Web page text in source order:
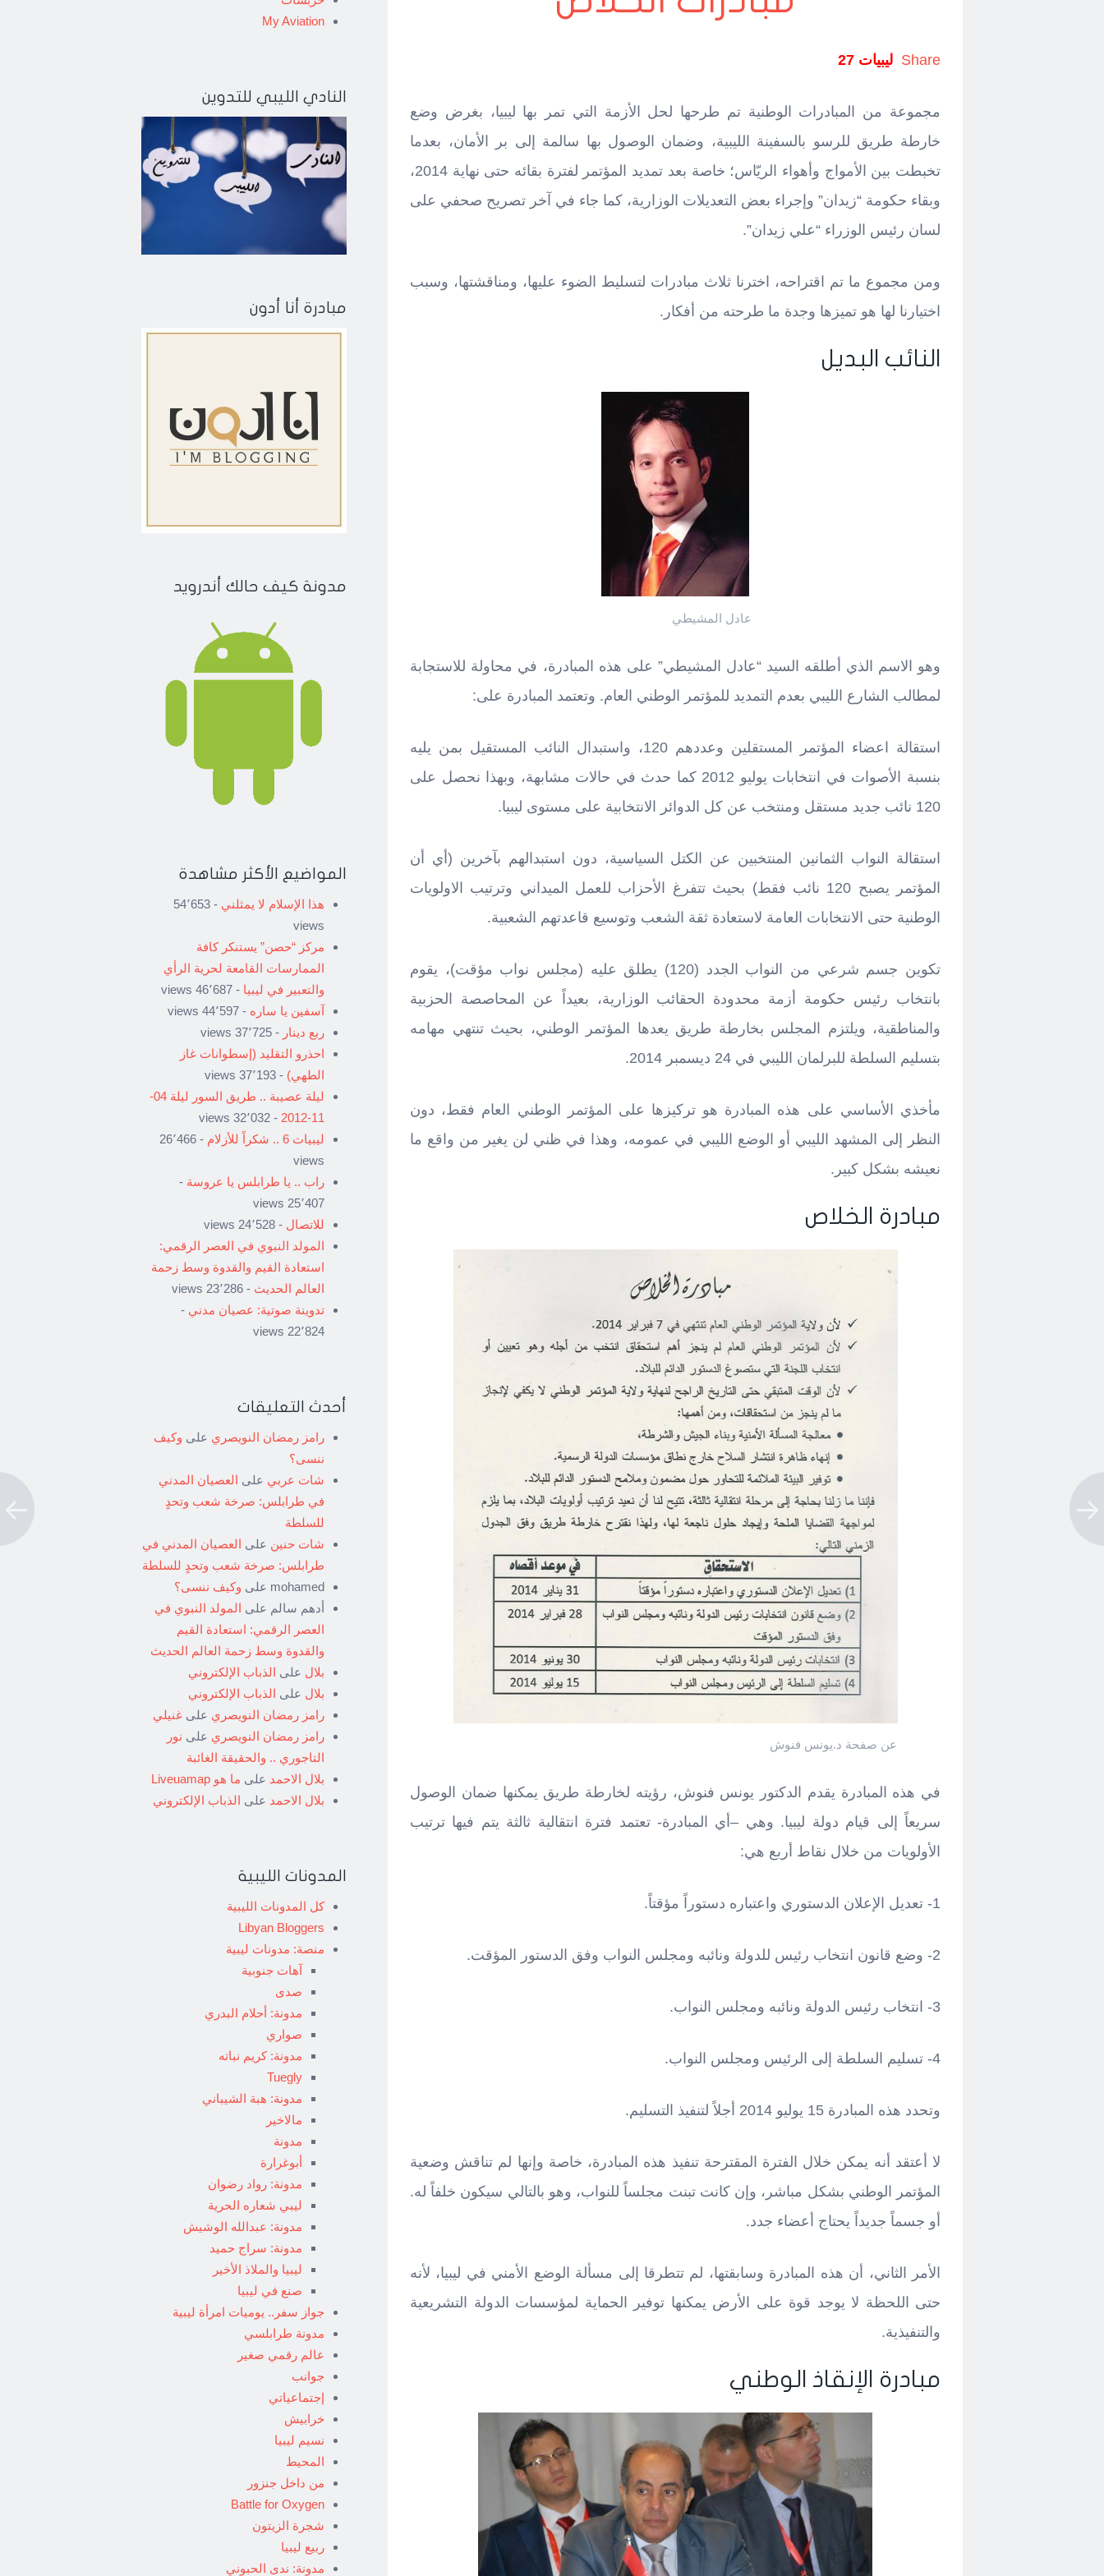
Share ليبيات 27
مجموعة من المبادرات الوطنية تم طرحها لحل الأزمة التي تمر بها ليبيا، بغرض وضع
خارطة طريق للرسو بالسفينة الليبية، وضمان الوصول بها سالمة إلى بر الأمان، بعدما
تخبطت بين الأمواج وأهواء الريّاس؛ خاصة بعد تمديد المؤتمر لفترة بقائه حتى نهاية 2014،
وبقاء حكومة “زيدان” وإجراء بعض التعديلات الوزارية، كما جاء في آخر تصريح صحفي على
لسان رئيس الوزراء “علي زيدان”.
ومن مجموع ما تم اقتراحه، اخترنا ثلاث مبادرات لتسليط الضوء عليها، ومناقشتها، وسبب
اختيارنا لها هو تميزها وجدة ما طرحته من أفكار.
النائب البديل
عادل المشيطي
وهو الاسم الذي أطلقه السيد “عادل المشيطي” على هذه المبادرة، في محاولة للاستجابة
لمطالب الشارع الليبي بعدم التمديد للمؤتمر الوطني العام. وتعتمد المبادرة على:
استقالة اعضاء المؤتمر المستقلين وعددهم 120، واستبدال النائب المستقيل بمن يليه
بنسبة الأصوات في انتخابات يوليو 2012 كما حدث في حالات مشابهة، وبهذا نحصل على
120 نائب جديد مستقل ومنتخب عن كل الدوائر الانتخابية على مستوى ليبيا.
استقالة النواب الثمانين المنتخبين عن الكتل السياسية، دون استبدالهم بآخرين (أي أن
المؤتمر يصبح 120 نائب فقط) بحيث تتفرغ الأحزاب للعمل الميداني وترتيب الاولويات
الوطنية حتى الانتخابات العامة لاستعادة ثقة الشعب وتوسيع قاعدتهم الشعبية.
تكوين جسم شرعي من النواب الجدد (120) يطلق عليه (مجلس نواب مؤقت)، يقوم
بانتخاب رئيس حكومة أزمة محدودة الحقائب الوزارية، بعيداً عن المحاصصة الحزبية
والمناطقية، ويلتزم المجلس بخارطة طريق يعدها المؤتمر الوطني، بحيث تنتهي مهامه
بتسليم السلطة للبرلمان الليبي في 24 ديسمبر 2014.
مأخذي الأساسي على هذه المبادرة هو تركيزها على المؤتمر الوطني العام فقط، دون
النظر إلى المشهد الليبي أو الوضع الليبي في عمومه، وهذا في ظني لن يغير من واقع ما
نعيشه بشكل كبير.
مبادرة الخلاص
عن صفحة د.يونس فنوش
في هذه المبادرة يقدم الدكتور يونس فنوش، رؤيته لخارطة طريق يمكنها ضمان الوصول
سريعاً إلى قيام دولة ليبيا. وهي –أي المبادرة- تعتمد فترة انتقالية ثالثة يتم فيها ترتيب
الأولويات من خلال نقاط أربع هي:
1- تعديل الإعلان الدستوري واعتباره دستوراً مؤقتاً.
2- وضع قانون انتخاب رئيس للدولة ونائبه ومجلس النواب وفق الدستور المؤقت.
3- انتخاب رئيس الدولة ونائبه ومجلس النواب.
4- تسليم السلطة إلى الرئيس ومجلس النواب.
وتحدد هذه المبادرة 15 يوليو 2014 أجلاً لتنفيذ التسليم.
لا أعتقد أنه يمكن خلال الفترة المقترحة تنفيذ هذه المبادرة، خاصة وإنها لم تناقش وضعية
المؤتمر الوطني بشكل مباشر، وإن كانت تبنت مجلساً للنواب، وهو بالتالي سيكون خلفاً له.
أو جسماً جديداً يحتاج أعضاء جدد.
الأمر الثاني، أن هذه المبادرة وسابقتها، لم تتطرقا إلى مسألة الوضع الأمني في ليبيا، لأنه
حتى اللحظة لا يوجد قوة على الأرض يمكنها توفير الحماية لمؤسسات الدولة التشريعية
والتنفيذية.
مبادرة الإنقاذ الوطني
My Aviation
النادي الليبي للتدوين
مبادرة أنا أدون
مدونة كيف حالك أندرويد
المواضيع الأكثر مشاهدة
هذا الإسلام لا يمثلني
- 54٬653
views
مركز “حصن” يستنكر كافة
الممارسات القامعة لحرية الرأي
والتعبير في ليبيا - 46٬687 views
آسفين يا ساره - 44٬597 views
ربع دينار - 37٬725 views
احذرو التقليد (إسطوانات غاز
الطهي) - 37٬193 views
ليلة عصيبة .. طريق السور ليلة 04-
11-2012
- 32٬032 views
ليبيات 6 .. شكراً للأزلام
- 26٬466
views
راب .. يا طرابلس يا عروسة -
25٬407 views
للاتصال - 24٬528 views
المولد النبوي في العصر الرقمي:
استعادة القيم والقدوة وسط زحمة
العالم الحديث - 23٬286 views
تدوينة صوتية: عصيان مدني -
22٬824 views
أحدث التعليقات
رامز رمضان النويصري على وكيف
ننسى؟
شات عربي على العصيان المدني
في طرابلس: صرخة شعب وتحدٍ
للسلطة
شات حنين على العصيان المدني في
طرابلس: صرخة شعب وتحدٍ للسلطة
mohamed على وكيف ننسى؟
أدهم سالم على المولد النبوي في
العصر الرقمي: استعادة القيم
والقدوة وسط زحمة العالم الحديث
بلال على الذباب الإلكتروني
بلال على الذباب الإلكتروني
رامز رمضان النويصري على غنيلي
رامز رمضان النويصري على نور
التاجوري .. والحقيقة الغائبة
بلال الاحمد على ما هو Liveuamap
بلال الاحمد على الذباب الإلكتروني
المدونات الليبية
كل المدونات الليبية
Libyan Bloggers
منصة: مدونات ليبية
آهات جنوبية
صدى
مدونة: أحلام البدري
صواري
مدونة: كريم نباته
Tuegly
مدونة: هبة الشيباني
مالاخير
مدونة
أبوغرارة
مدونة: رواد رضوان
ليبي شعاره الحرية
مدونة: عبدالله الوشيش
مدونة: سراج حميد
ليبيا والملاذ الأخير
صنع في ليبيا
جواز سفر.. يوميات امرأة ليبية
مدونة طرابلسي
عالم رقمي صغير
جوانب
إجتماعياتي
خرابيش
نسيم ليبيا
المحيط
من داخل جنزور
Battle for Oxygen
شجرة الزيتون
ربيع ليبيا
مدونة: ندى الحبوني